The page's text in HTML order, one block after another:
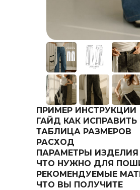
ПРИМЕР ИНСТРУКЦИИ
ГАЙД КАК
ТАБЛИЦА РАЗМЕРОВ
РАСХОД
ПАРАМЕТРЫ
ЧТО НУЖНО ДЛЯ
РЕКОМЕНДУЕМЫЕ
ЧТО ВЫ ПОЛУЧИТЕ